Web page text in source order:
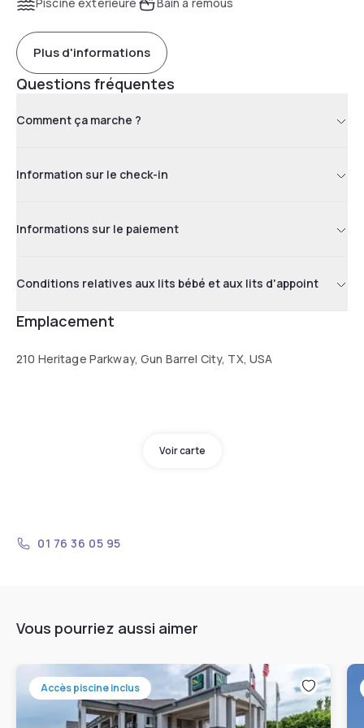
Plus d'informations
Questions fréquentes
Comment ça marche ?
Information sur le check-in
Informations sur le paiement
Conditions relatives aux lits bébé et aux lits d'appoint
Emplacement
210 Heritage Parkway, Gun Barrel City, TX, USA
Voir carte
01 76 36 05 95
Vous pourriez aussi aimer
Accès piscine inclus